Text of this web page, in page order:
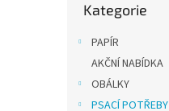
kategorie
Kategorie
PAPÍR
AKČNÍ NABÍDKA
OBÁLKY
PSACÍ POTŘEBY